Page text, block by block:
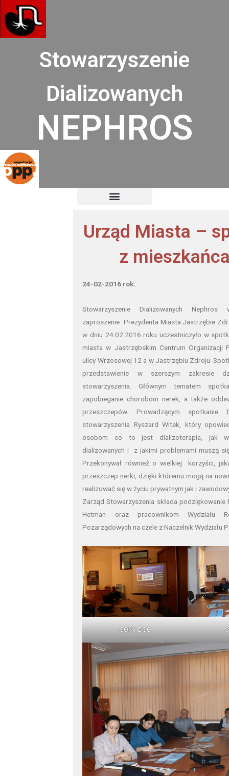
Przejdź
do
treści
Stowarzyszenie
Dializowanych
NEPHROS
Urząd Miasta –
z
24-02-2016 rok.
Stowarzyszenie Dializowanych
zaproszenie Prezydenta Miasta Jastrzębie
w dniu 24.02.2016 roku uczestniczyło w
miasta w Jastrzębskim Centrum Organizacji
ulicy Wrzosowej 12 a w Jastrzębiu Zdroju.
przedstawienie w szerszym zakresie
stowarzyszenia. Głównym tematem
zapobieganie chorobom nerek, a także
przeszczepów. Prowadzącym spotkanie
stowarzyszenia Ryszard Witek, który
osobom co to jest dializoterapia, jak
dializowanych i z jakimi problemami muszą
Przekonywał również o wielkiej korzyści,
przeszczep nerki, dzięki któremu mogą na
realizować się w życiu prywatnym jak i
Zarząd Stowarzyszenia składa podziękowanie
Hetman oraz pracownikom Wydziału
Pozarządowych na czele z Naczelnik Wydziału
SONY DSC